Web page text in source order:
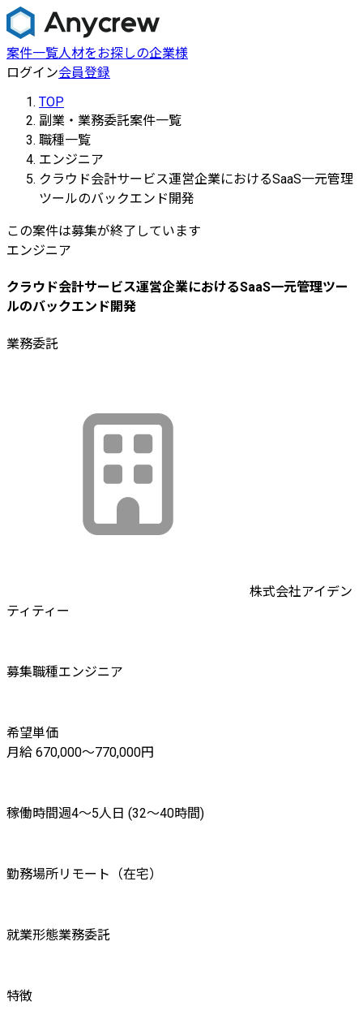
案件一覧人材をお探しの企業様
ログイン会員登録
TOP
副業・業務委託案件一覧
職種一覧
エンジニア
クラウド会計サービス運営企業におけるSaaS一元管理
ツールのバックエンド開発
この案件は募集が終了しています
エンジニア
クラウド会計サービス運営企業におけるSaaS一元管理ツー
ルのバックエンド開発
業務委託
株式会社アイデン
ティティー
募集職種エンジニア
希望単価
月給 670,000〜770,000円
稼働時間週4〜5人日 (32〜40時間)
勤務場所リモート（在宅）
就業形態業務委託
特徴